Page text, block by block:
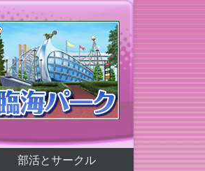
部活とサークル